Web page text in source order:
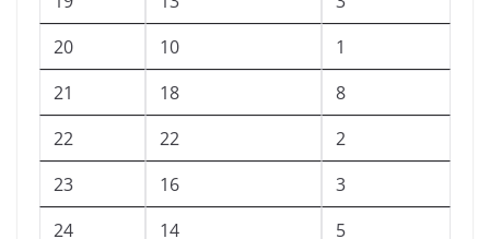
20
10
1
21
18
8
22
22
2
23
16
3
24
14 5